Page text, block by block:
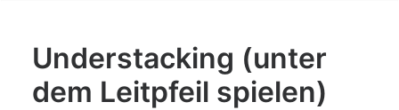
Understacking (unter
dem Leitpfeil spielen)